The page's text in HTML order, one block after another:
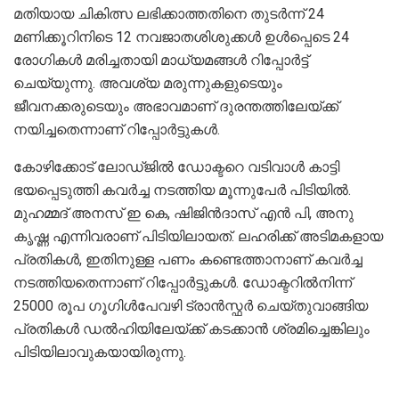
മതിയായ ചികിത്സ ലഭിക്കാത്തതിനെ തുടര്‍ന്ന് 24
മണിക്കൂറിനിടെ 12 നവജാതശിശുക്കള്‍ ഉള്‍പ്പെടെ 24
രോഗികള്‍ മരിച്ചതായി മാധ്യമങ്ങള്‍ റിപ്പോര്‍ട്ട്
ചെയ്യുന്നു. അവശ്യ മരുന്നുകളുടെയും
ജീവനക്കരുടെയും അഭാവമാണ് ദുരന്തത്തിലേയ്ക്ക്
നയിച്ചതെന്നാണ് റിപ്പോര്‍ട്ടുകള്‍.
കോഴിക്കോട് ലോഡ്ജില്‍ ഡോക്ടറെ വടിവാള്‍ കാട്ടി
ഭയപ്പെടുത്തി കവര്‍ച്ച നടത്തിയ മൂന്നുപേര്‍ പിടിയില്‍.
മുഹമ്മദ് അനസ് ഇ കെ, ഷിജിന്‍ദാസ് എന്‍ പി, അനു
കൃഷ്ണ എന്നിവരാണ് പിടിയിലായത്. ലഹരിക്ക് അടിമകളായ
പ്രതികള്‍, ഇതിനുള്ള പണം കണ്ടെത്താനാണ് കവര്‍ച്ച
നടത്തിയതെന്നാണ് റിപ്പോര്‍ട്ടുകള്‍. ഡോക്ടറില്‍നിന്ന്
25000 രൂപ ഗൂഗിള്‍പേവഴി ട്രാന്‍സ്ഫര്‍ ചെയ്തുവാങ്ങിയ
പ്രതികള്‍ ഡല്‍ഹിയിലേയ്ക്ക് കടക്കാന്‍ ശ്രമിച്ചെങ്കിലും
പിടിയിലാവുകയായിരുന്നു.